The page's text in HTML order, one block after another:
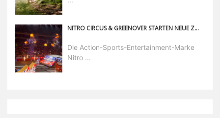
NITRO CIRCUS & GREENOVER STARTEN NEUE ZUSAMMENARBEIT!
Die Action-Sports-Entertainment-Marke
Nitro ...